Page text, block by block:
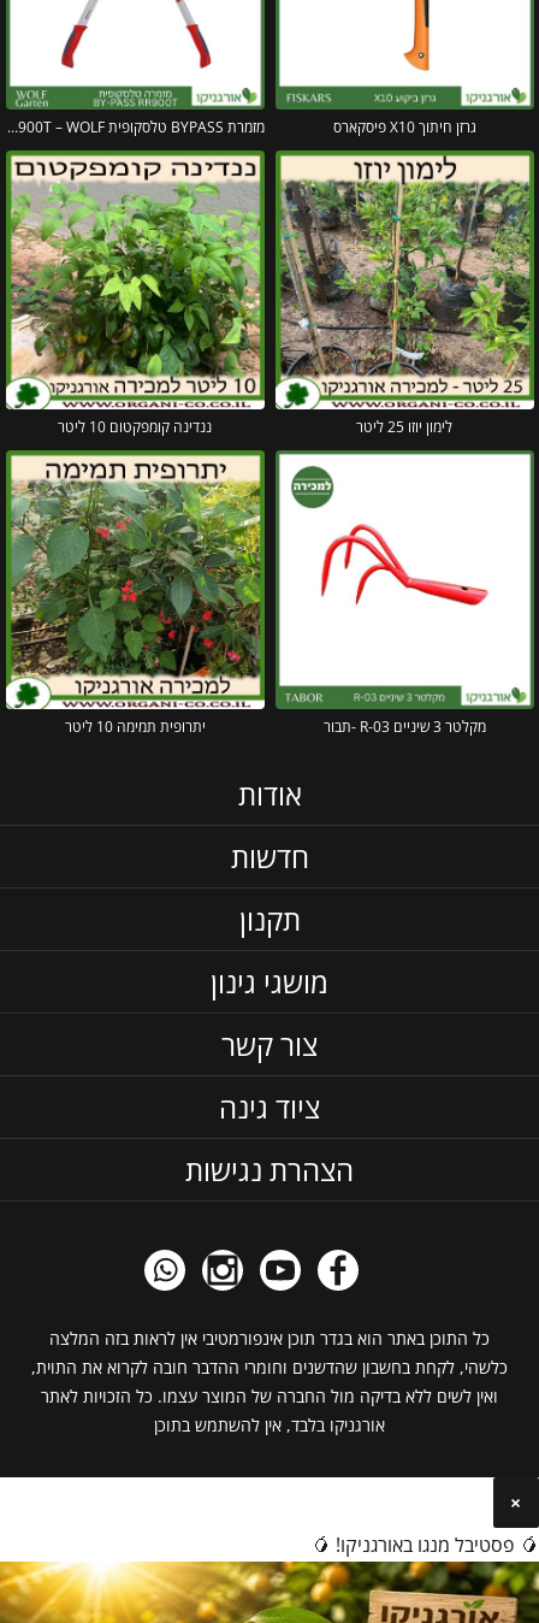
גרזן חיתוך X10 פיסקארס מזמרת BYPASS טלסקופית RR900T – WOLF
לימון יוזו 25 ליטר ננדינה קומפקטום 10 ליטר
מקלטר 3 שיניים R-03 -תבור יתרופית תמימה 10 ליטר
אודות
חדשות
תקנון
מושגי גינון
צור קשר
ציוד גינה
הצהרת נגישות
כל התוכן באתר הוא בגדר תוכן אינפורמטיבי אין לראות בזה המלצה
כלשהי, לקחת בחשבון שהדשנים וחומרי ההדבר חובה לקרוא את התוית,
ואין לשים ללא בדיקה מול החברה של המוצר עצמו. כל הזכויות לאתר
אורגניקו בלבד, אין להשתמש בתוכן
×
🥭 פסטיבל מנגו באורגניקו! 🥭